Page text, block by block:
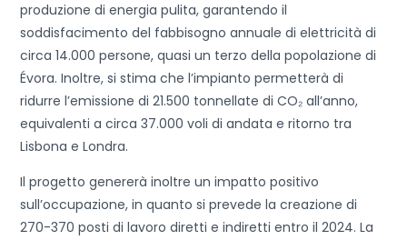
produzione di energia pulita, garantendo il
soddisfacimento del fabbisogno annuale di elettricità di
circa 14.000 persone, quasi un terzo della popolazione di
Évora. Inoltre, si stima che l’impianto permetterà di
ridurre l’emissione di 21.500 tonnellate di CO₂ all’anno,
equivalenti a circa 37.000 voli di andata e ritorno tra
Lisbona e Londra.
Il progetto genererà inoltre un impatto positivo
sull’occupazione, in quanto si prevede la creazione di
270-370 posti di lavoro diretti e indiretti entro il 2024. La